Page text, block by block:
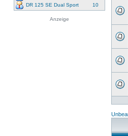
DR 125 SE Dual Sport
10
Anzeige